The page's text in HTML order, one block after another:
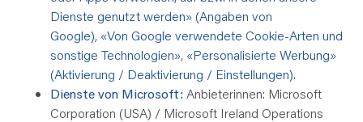
Dienste genutzt werden» (Angaben von
Google), «Von Google verwendete Cookie-Arten und
sonstige Technologien», «Personalisierte Werbung»
(Aktivierung / Deaktivierung / Einstellungen).
Dienste von Microsoft: Anbieterinnen: Microsoft
Corporation (USA) / Microsoft Ireland Operations